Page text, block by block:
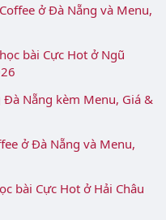
ở Đà Nẵng và Menu,
bài Cực Hot ở Ngũ
Nẵng kèm Menu, Giá &
ở Đà Nẵng và Menu,
bài Cực Hot ở Hải Châu